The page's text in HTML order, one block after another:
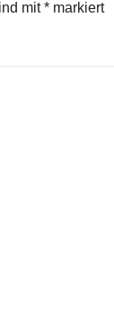
mit* markiert